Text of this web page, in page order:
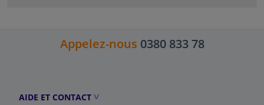
Appelez-nous 0380 833 78
AIDE ET CONTACT